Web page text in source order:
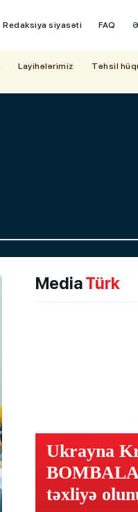
Redaksiya siyasəti FAQ
Layihələrimiz
Təhsil
MediaTürk
Ukrayna
təxliyə